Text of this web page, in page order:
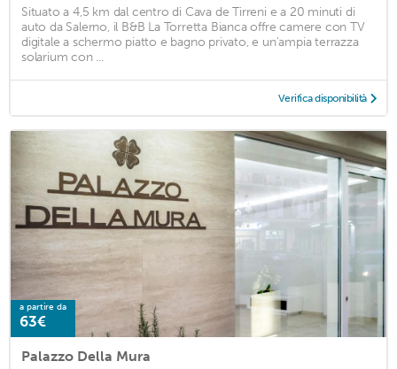
Situato a 4,5 km dal centro di Cava de Tirreni e a 20 minuti di
auto da Salerno, il B&B La Torretta Bianca offre camere con TV
digitale a schermo piatto e bagno privato, e un'ampia terrazza
solarium con ...
Verifica disponibilità
a partire da
63€
Palazzo Della Mura